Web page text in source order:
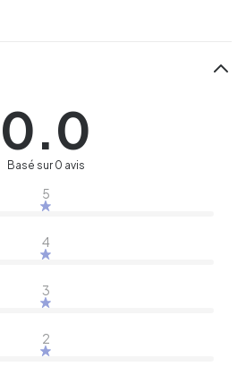
0.0
Basé sur 0 avis
5
4
3
2